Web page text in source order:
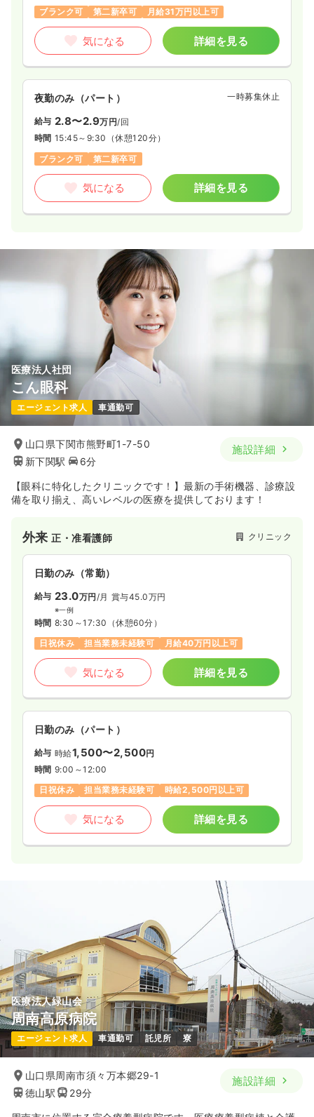
ブランク可
第二新卒可 月給31万円以上可
気になる 詳細を見る
夜勤のみ（パート） 一時募集休止
給与 2.8〜2.9万円/回
時間 15:45～9:30 （休憩120分）
ブランク可
第二新卒可
気になる 詳細を見る
医療法人社団
こん眼科
エージェント求人 車通勤可
山口県下関市熊野町1-7-50
新下関駅
6分
施設詳細
【眼科に特化したクリニックです！】最新の手術機器、診療設
備を取り揃え、高いレベルの医療を提供しております！
外来正・准看護師 クリニック
日勤のみ（常勤）
給与 23.0万円 /月 賞与45.0万円
※一例
時間 8:30～17:30 （休憩60分）
日祝休み
担当業務未経験可 月給40万円以上可
気になる 詳細を見る
日勤のみ（パート）
給与 時給1,500〜2,500円
時間 9:00～12:00
日祝休み
担当業務未経験可 時給2,500円以上可
気になる 詳細を見る
医療法人緑山会
周南高原病院
エージェント求人 車通勤可 託児所 寮
山口県周南市須々万本郷29-1
徳山駅
29分
施設詳細